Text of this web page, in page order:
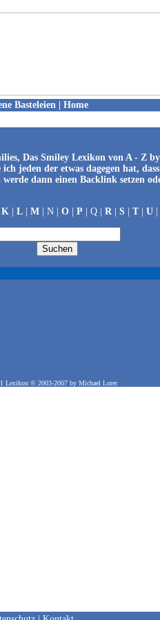
Basteleien Home
Das Smiley Lexikon von A - Z
jeden der etwas dagegen hat,
dann einen Backlink setzen
K| L| M| N | O| P | Q | R| S| T| U|
Lexikon © 2003-2007 by Michael Lorer